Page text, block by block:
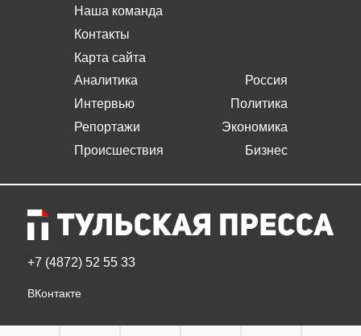
Наша команда
Контакты
Карта сайта
Аналитика
Интервью
Репортажи
Происшествия
Россия
Политика
Экономика
Бизнес
+7 (4872) 52 55 33
ВКонтакте